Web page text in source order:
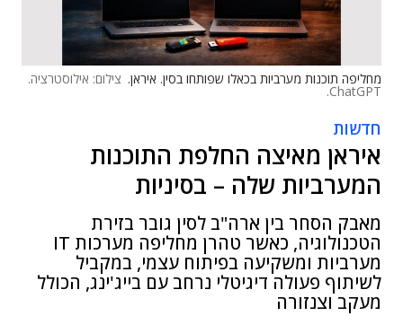
מחליפה תוכנות מערביות בכאלו שפותחו בסין. איראן. צילום: אילוסטרציה.
ChatGPT.
חדשות
איראן מאיצה החלפת התוכנות
המערביות שלה – בסיניות
מאבק הסחר בין ארה"ב לסין גובר בזירת
הטכנולוגיה, כאשר טהרן מחליפה מערכות IT
מערביות ומשקיעה בפיתוח עצמי, במקביל
לשיתוף פעולה דיגיטלי נרחב עם בייג'ינג, הכולל
מעקב וצנזורה